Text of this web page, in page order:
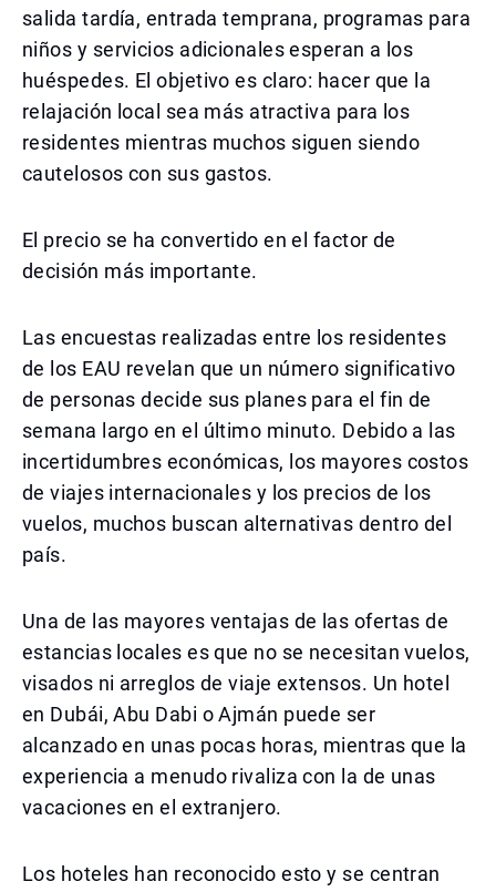
salida tardía, entrada temprana, programas para
niños y servicios adicionales esperan a los
huéspedes. El objetivo es claro: hacer que la
relajación local sea más atractiva para los
residentes mientras muchos siguen siendo
cautelosos con sus gastos.
El precio se ha convertido en el factor de
decisión más importante.
Las encuestas realizadas entre los residentes
de los EAU revelan que un número significativo
de personas decide sus planes para el fin de
semana largo en el último minuto. Debido a las
incertidumbres económicas, los mayores costos
de viajes internacionales y los precios de los
vuelos, muchos buscan alternativas dentro del
país.
Una de las mayores ventajas de las ofertas de
estancias locales es que no se necesitan vuelos,
visados ni arreglos de viaje extensos. Un hotel
en Dubái, Abu Dabi o Ajmán puede ser
alcanzado en unas pocas horas, mientras que la
experiencia a menudo rivaliza con la de unas
vacaciones en el extranjero.
Los hoteles han reconocido esto y se centran